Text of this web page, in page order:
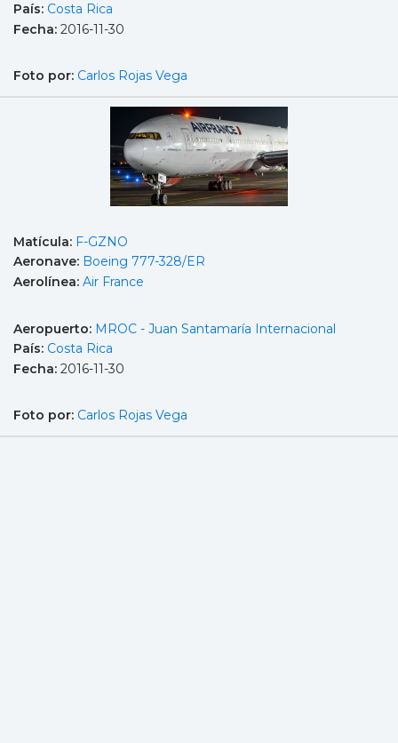
País: Costa Rica
Fecha: 2016-11-30
Foto por: Carlos Rojas Vega
Matícula: F-GZNO
Aeronave: Boeing 777-328/ER
Aerolínea: Air France
Aeropuerto: MROC - Juan Santamaría Internacional
País: Costa Rica
Fecha: 2016-11-30
Foto por: Carlos Rojas Vega